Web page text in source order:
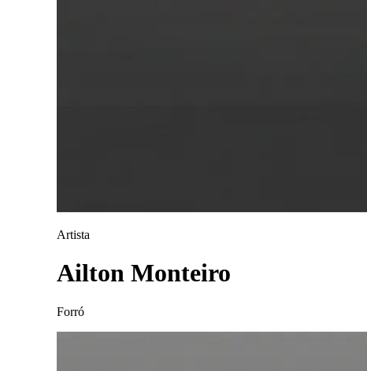
Artista
Ailton Monteiro
Forró